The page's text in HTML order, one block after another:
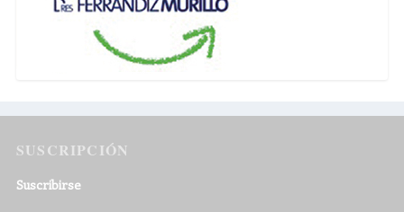
SUSCRIPCIÓN
Suscribirse